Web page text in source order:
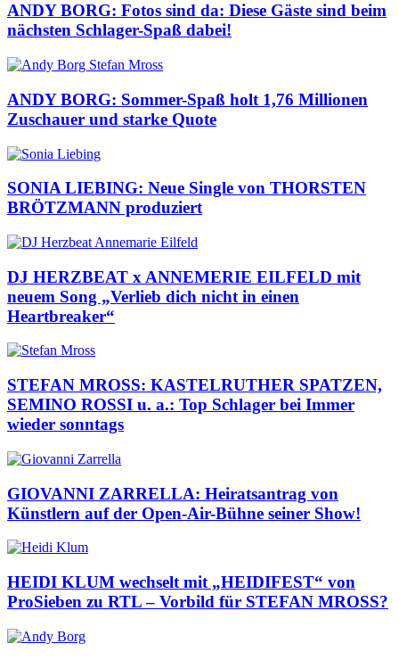
ANDY BORG: Fotos sind da: Diese Gäste sind beim
nächsten Schlager-Spaß dabei!
ANDY BORG: Sommer-Spaß holt 1,76 Millionen
Zuschauer und starke Quote
SONIA LIEBING: Neue Single von THORSTEN
BRÖTZMANN produziert
DJ HERZBEAT x ANNEMERIE EILFELD mit
neuem Song „Verlieb dich nicht in einen
Heartbreaker“
STEFAN MROSS: KASTELRUTHER SPATZEN,
SEMINO ROSSI u. a.: Top Schlager bei Immer
wieder sonntags
GIOVANNI ZARRELLA: Heiratsantrag von
Künstlern auf der Open-Air-Bühne seiner Show!
HEIDI KLUM wechselt mit „HEIDIFEST“ von
ProSieben zu RTL – Vorbild für STEFAN MROSS?